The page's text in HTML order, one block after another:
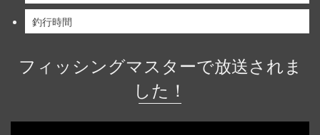
釣行時間
フィッシングマスターで放送されま
した！